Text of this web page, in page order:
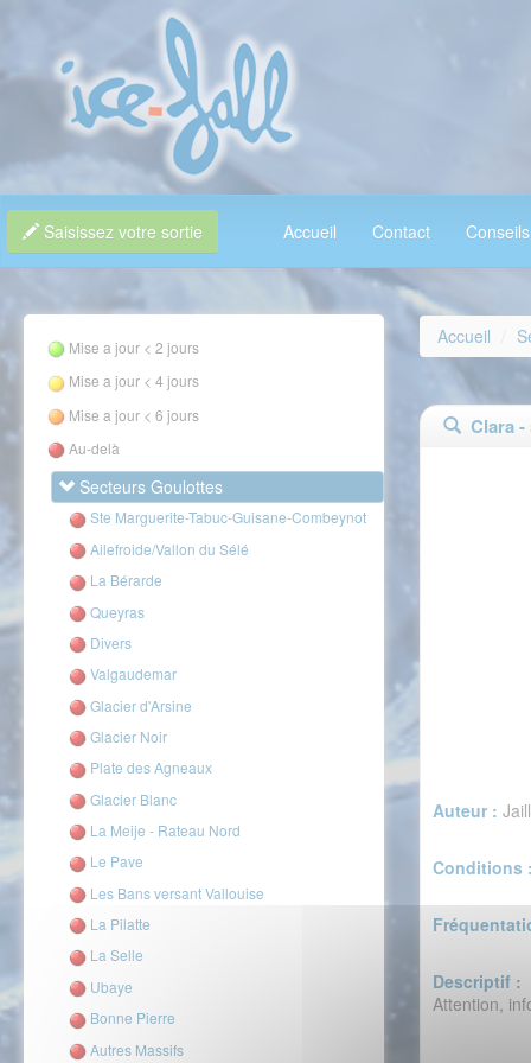
Saisissez votre sortie Accueil Contact
Mise a jour < 2 jours
Mise a jour < 4 jours
Mise a jour < 6 jours
Au-delà
Secteurs Goulottes
Ste Marguerite-Tabuc-Guisane-Combeynot
Ailefroide/Vallon du Sélé
La Bérarde
Queyras
Divers
Valgaudemar
Glacier d'Arsine
Glacier Noir
Plate des Agneaux
Glacier Blanc
La Meije - Rateau Nord
Le Pave
Les Bans versant Vallouise
La Pilatte
La Selle
Ubaye
Bonne Pierre
Autres Massifs
Accueil
Clara -
Auteur :
Conditions
Descriptif :
Attention,